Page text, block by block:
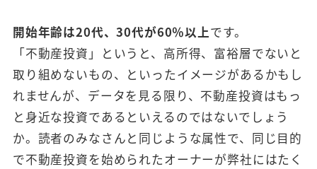
開始年齢は20代、30代が60％以上です。
「不動産投資」というと、高所得、富裕層でないと
取り組めないもの、といったイメージがあるかもし
れませんが、データを見る限り、不動産投資はもっ
と身近な投資であるといえるのではないでしょう
か。読者のみなさんと同じような属性で、同じ目的
で不動産投資を始められたオーナーが弊社にはたく